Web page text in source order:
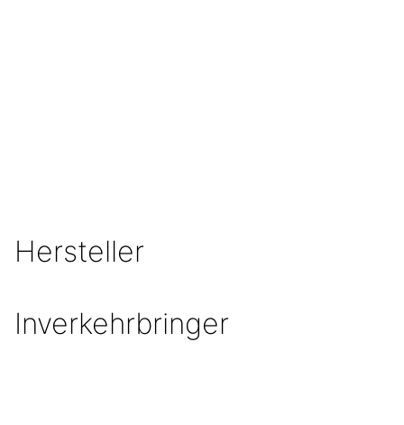
Hersteller
Inverkehrbringer